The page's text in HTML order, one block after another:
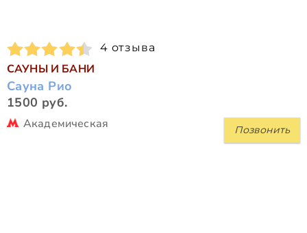
4 отзыва
САУНЫ И БАНИ
Сауна Рио
1500 руб.
Позвонить
Академическая